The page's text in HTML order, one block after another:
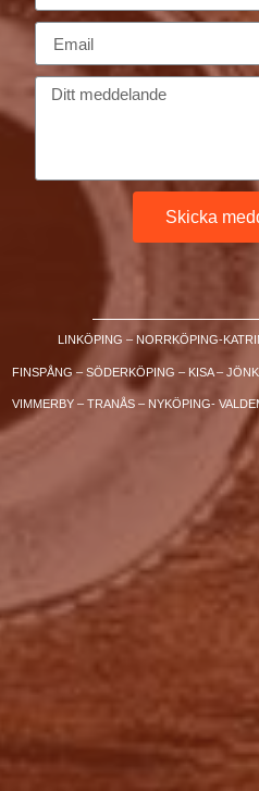
Skicka
LINKÖPING – NORRKÖPING-
FINSPÅNG – SÖDERKÖPING – KISA –
VIMMERBY – TRANÅS – NYKÖPING-